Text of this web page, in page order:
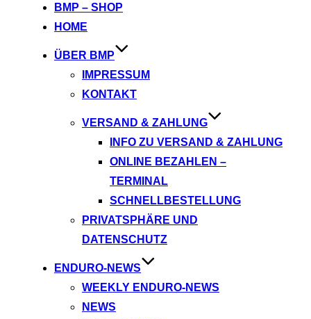
springen
BMP – SHOP
HOME
ÜBER BMP
IMPRESSUM
KONTAKT
VERSAND & ZAHLUNG
INFO ZU VERSAND & ZAHLUNG
ONLINE BEZAHLEN –
TERMINAL
SCHNELLBESTELLUNG
PRIVATSPHÄRE UND
DATENSCHUTZ
ENDURO-NEWS
WEEKLY ENDURO-NEWS
NEWS